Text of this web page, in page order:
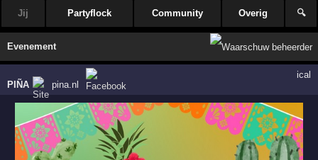
Jij Partyflock Community Overig 🔍
Evenement
PIÑA pina.nl
ical